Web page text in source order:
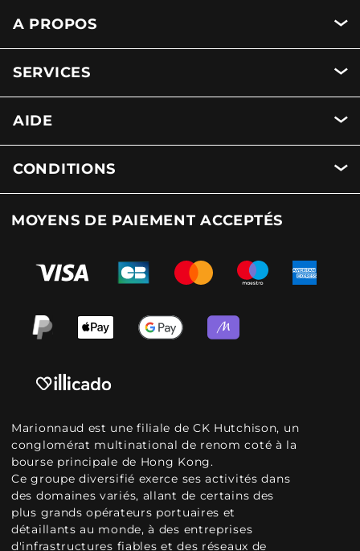
A PROPOS
SERVICES
AIDE
CONDITIONS
MOYENS DE PAIEMENT ACCEPTÉS
Marionnaud est une filiale de CK Hutchison, un
conglomérat multinational de renom coté à la
bourse principale de Hong Kong.
Ce groupe diversifié exerce ses activités dans
des domaines variés, allant de certains des
plus grands opérateurs portuaires et
détaillants au monde, à des entreprises
d'infrastructures fiables et des réseaux de